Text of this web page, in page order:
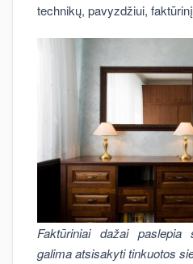
technikų, pavyzdžiui,
Faktūriniai dažai paslepia
galima atsisakyti tinkuotos